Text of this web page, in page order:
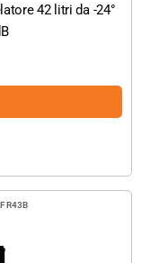
42 litri da -24°